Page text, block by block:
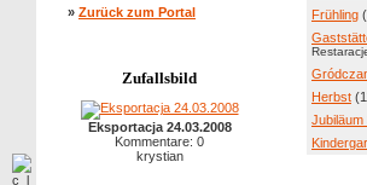
» Zurück zum Portal
Zufallsbild
Eksportacja 24.03.2008
Kommentare: 0
krystian
Frühling
Herbst
Jubiläum